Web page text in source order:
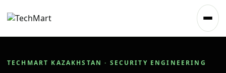
TECHMART KAZAKHSTAN · SECURITY ENGINEERING